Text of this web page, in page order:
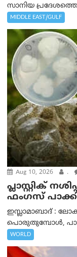
സാനിയ
MIDDLE EAST/GULF
Aug 10, 2026 .
പ്ലാസ്റ്റിക്
ഫംഗസ്
ഇസ്ലാമാബാദ് :
പൊരുതുമ്പോൾ,
WORLD